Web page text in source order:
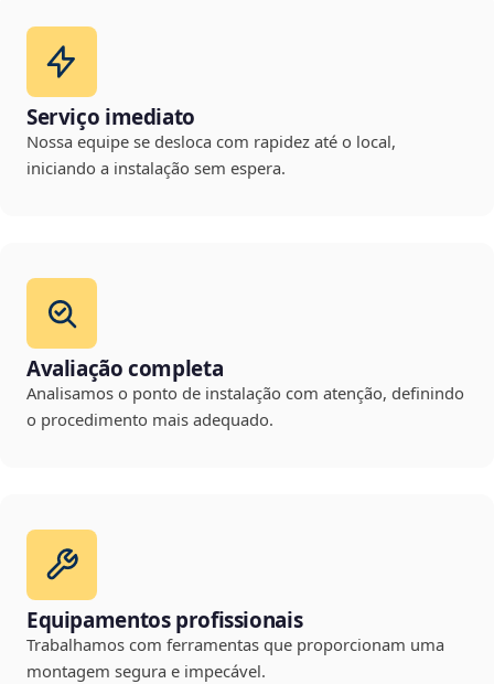
Serviço imediato
Nossa equipe se desloca com rapidez até o local,
iniciando a instalação sem espera.
Avaliação completa
Analisamos o ponto de instalação com atenção, definindo
o procedimento mais adequado.
Equipamentos profissionais
Trabalhamos com ferramentas que proporcionam uma
montagem segura e impecável.